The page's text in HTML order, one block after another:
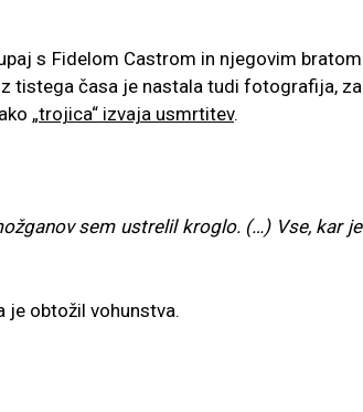
s Fidelom Castrom in njegovim bratom
tistega časa je nastala tudi fotografija, za
„trojica“ izvaja usmrtitev.
sem ustrelil kroglo. (…) Vse, kar je
je obtožil vohunstva.